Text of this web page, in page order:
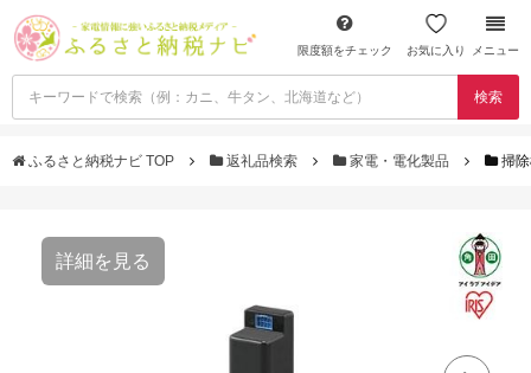
限度額をチェック お気に入り メニュー
検索
ふるさと納税ナビ TOP 返礼品検索 家電・電化製品 掃
詳細を見る